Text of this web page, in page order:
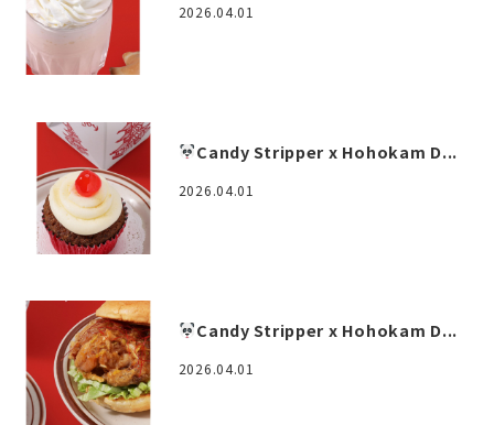
2026.04.01
Candy Stripper x Hohokam D...
2026.04.01
Candy Stripper x Hohokam D...
2026.04.01